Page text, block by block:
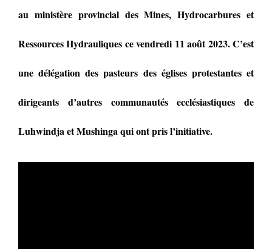
au ministère provincial des Mines, Hydrocarbures et
Ressources Hydrauliques ce vendredi 11 août 2023. C’est
une délégation des pasteurs des églises protestantes et
dirigeants d’autres communautés ecclésiastiques de
Luhwindja et Mushinga qui ont pris l’initiative.